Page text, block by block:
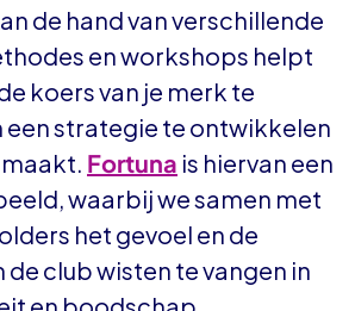
de hand van verschillende
en workshops helpt
koers van je merk te
een strategie te ontwikkelen
Fortuna is hiervan een
waarbij we samen met
het gevoel en de
de club wisten te vangen in